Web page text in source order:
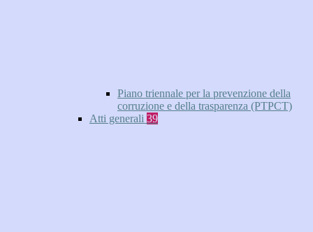
Piano triennale per la prevenzione della
corruzione e della trasparenza (PTPCT)
Atti generali 39